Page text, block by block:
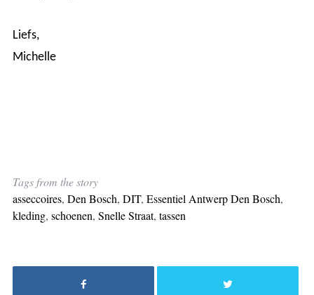
Liefs,
Michelle
Tags from the story
asseccoires, Den Bosch, DIT, Essentiel Antwerp Den Bosch,
kleding, schoenen, Snelle Straat, tassen